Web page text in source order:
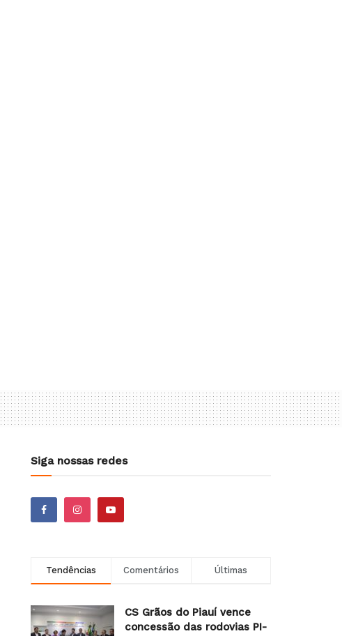
Siga nossas redes
Tendências Comentários Últimas
CS Grãos do Piauí vence
concessão das rodovias PI-